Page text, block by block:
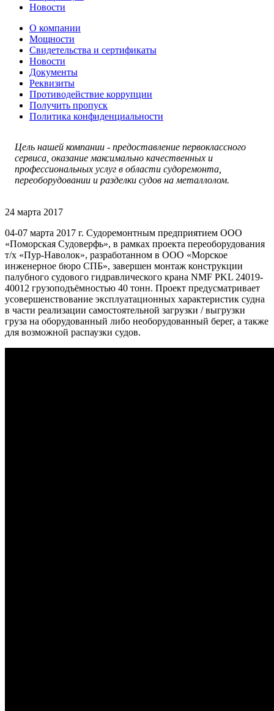
Новости
О компании
Мощности
Свидетельства и сертификаты
Новости
Документы
Реквизиты
Противодействие коррупции
Получить пропуск
Политика конфиденциальности
Цель нашей компании - предоставление первоклассного
сервиса, оказание максимально качественных и
профессиональных услуг в области судоремонта,
переоборудовании и разделки судов на металлолом.
24 марта 2017
04-07 марта 2017 г. Судоремонтным предприятием ООО
«Поморская Судоверфь», в рамках проекта переоборудования
т/х «Пур-Наволок», разработанном в ООО «Морское
инженерное бюро СПБ», завершен монтаж конструкции
палубного судового гидравлического крана NMF PKL 24019-
40012 грузоподъёмностью 40 тонн. Проект предусматривает
усовершенствование эксплуатационных характеристик судна
в части реализации самостоятельной загрузки / выгрузки
груза на оборудованный либо необорудованный берег, а также
для возможной распаузки судов.